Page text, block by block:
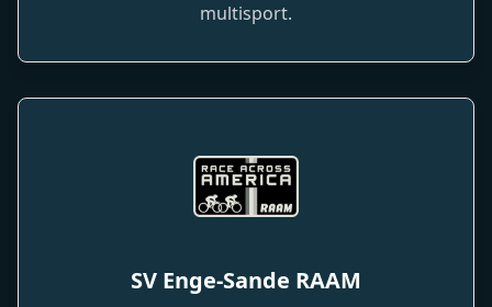
multisport.
SV Enge-Sande RAAM